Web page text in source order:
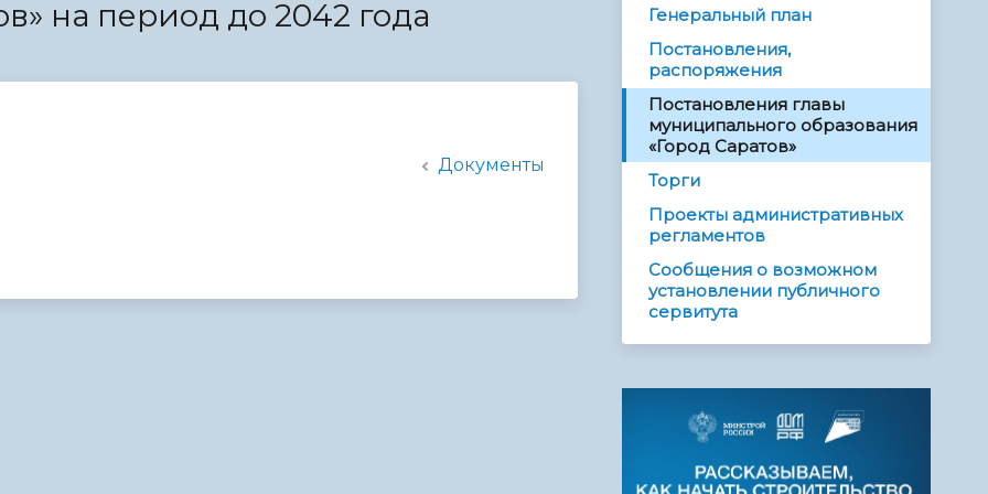
на период до 2042 года
Документы
Генеральный план
Постановления,
распоряжения
Постановления главы
муниципального образования
«Город Саратов»
Торги
Проекты административных
регламентов
Сообщения о возможном
установлении публичного
сервитута